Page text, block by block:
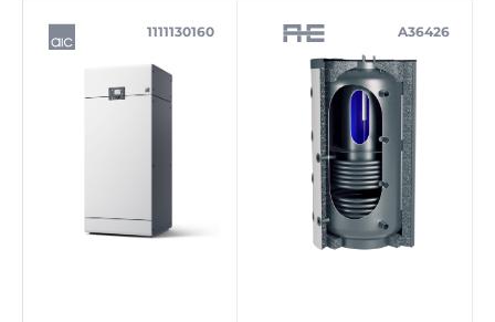
1111130160 A36426